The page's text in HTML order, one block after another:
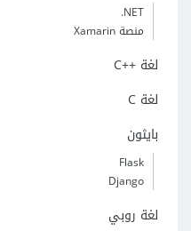
‎.NET
منصة Xamarin
لغة C++‎
لغة C
بايثون
Flask
Django
لغة روبي